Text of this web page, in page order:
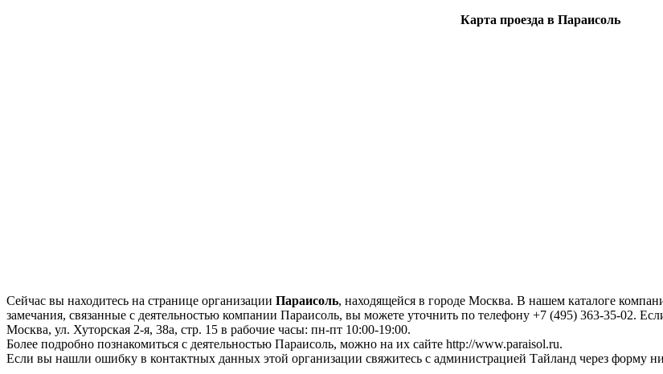
Карта проезда в Параисоль
Сейчас вы находитесь на странице организации Параисоль, находящейся в городе Москва. В нашем каталоге
замечания, связанные с деятельностью компании Параисоль, вы можете уточнить по телефону +7 (495) 363-35-02.
Москва, ул. Хуторская 2-я, 38а, стр. 15 в рабочие часы: пн-пт 10:00-19:00.
Более подробно познакомиться с деятельностью Параисоль, можно на их сайте http://www.paraisol.ru.
Если вы нашли ошибку в контактных данных этой организации свяжитесь с администрацией Тайланд через форму